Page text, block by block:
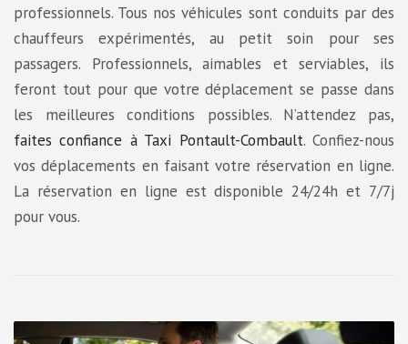
professionnels. Tous nos véhicules sont conduits par des
chauffeurs expérimentés, au petit soin pour ses
passagers. Professionnels, aimables et serviables, ils
feront tout pour que votre déplacement se passe dans
les meilleures conditions possibles. N’attendez pas,
faites confiance à Taxi Pontault-Combault. Confiez-nous
vos déplacements en faisant votre réservation en ligne.
La réservation en ligne est disponible 24/24h et 7/7j
pour vous.